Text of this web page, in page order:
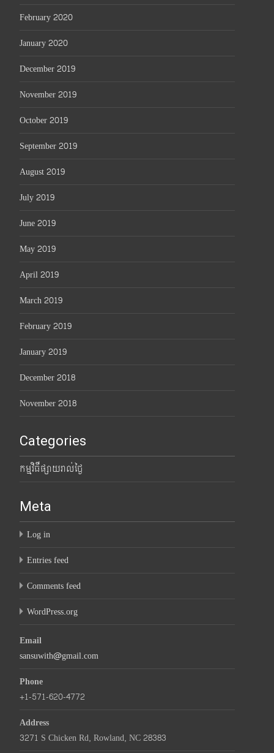
February 2020
January 2020
December 2019
November 2019
October 2019
September 2019
August 2019
July 2019
June 2019
May 2019
April 2019
March 2019
February 2019
January 2019
December 2018
November 2018
Categories
កម្មវិធីផ្សាយរាល់ថ្ងៃ
Meta
Log in
Entries feed
Comments feed
WordPress.org
Email
sansuwith@gmail.com
Phone
+1-571-620-4772
Address
3271 S Chicken Rd, Rowland, NC 28383